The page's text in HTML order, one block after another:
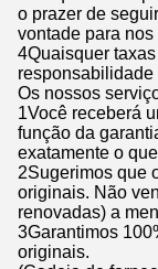
o prazer de
vontade para
4Quaisquer
responsabilidade
Os nossos
1Você receberá
função da
exatamente o
2Sugerimos que
originais. Não
renovadas) a
3Garantimos
originais.